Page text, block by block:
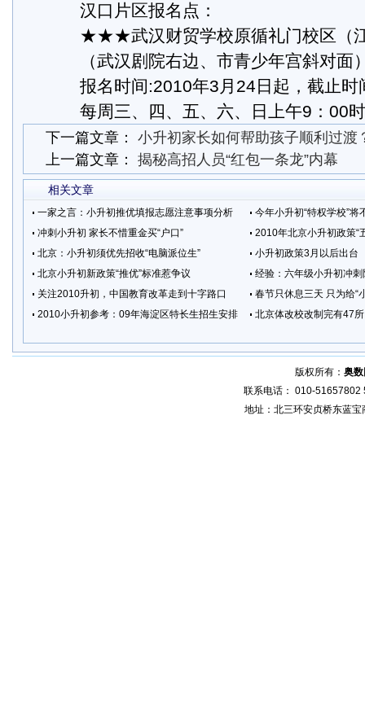
汉口片区报名点：
★★★武汉财贸学校原循礼门校区（
（武汉剧院右边、市青少年宫斜对面
报名时间:2010年3月24日起，截止时
每周三、四、五、六、日上午9：00
下一篇文章： 小升初家长如何帮助孩子顺利过渡
上一篇文章： 揭秘高招人员“红包一条龙”内幕
相关文章
一家之言：小升初推优填报志愿注意事项分析
今年小升初“特权学校”将
冲刺小升初 家长不惜重金买“户口”
2010年北京小升初政策“
北京：小升初须优先招收“电脑派位生”
小升初政策3月以后出台
北京小升初新政策“推优”标准惹争议
经验：六年级小升初冲
关注2010升初，中国教育改革走到十字路口
春节只休息三天 只为给“
2010小升初参考：09年海淀区特长生招生安排
版权所有： 奥数
联系电话： 010-
地址：北三环安贞桥东蓝